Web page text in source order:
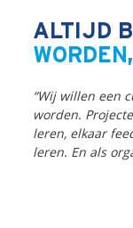
Waar wij in
Voor wie?
Iets over joúw
De partners
Onze
ALTIJD
“Wij willen een
worden.
leren, elkaar
leren. En als